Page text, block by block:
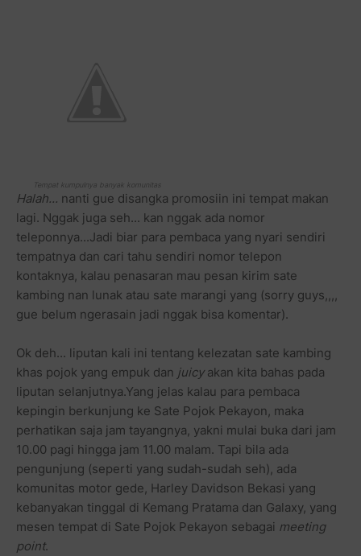
Tempat kumpulnya banyak komunitas
Halah... nanti gue disangka promosiin ini tempat makan
lagi. Nggak juga seh... kan nggak ada nomor
teleponnya...Jadi biar para pembaca yang nyari sendiri
tempatnya dan cari tahu sendiri nomor telepon
kontaknya, kalau penasaran mau pesan kirim sate
kambing nan lunak atau sate marangi yang (sorry guys,,,,
gue belum ngerasain jadi nggak bisa komentar).
Ok deh... liputan kali ini tentang kelezatan sate kambing
khas pojok yang empuk dan juicyakan kita bahas pada
liputan selanjutnya.Yang jelas kalau para pembaca
kepingin berkunjung ke Sate Pojok Pekayon, maka
perhatikan saja jam tayangnya, yakni mulai buka dari jam
10.00 pagi hingga jam 11.00 malam. Tapi bila ada
pengunjung (seperti yang sudah-sudah seh), ada
komunitas motor gede, Harley Davidson Bekasi yang
kebanyakan tinggal di Kemang Pratama dan Galaxy, yang
mesen tempat di Sate Pojok Pekayon sebagai meeting
point.